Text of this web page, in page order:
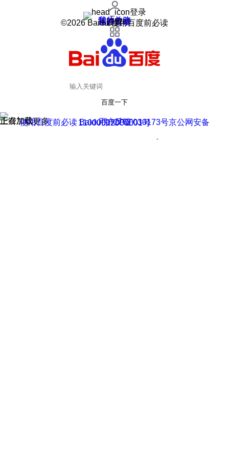
登录
我的关注
我的收藏
皮肤中心
用户反馈
设置
©2026 Baidu 使用百度前必读
百度一下
正在加载
上滑加载更多 用户反馈
使用百度前必读 Baidu 京ICP证030173号
京公网安备11000002000001号